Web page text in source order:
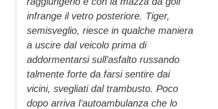
infrange il vetro posteriore. Tiger,
semisveglio, riesce in qualche maniera
a uscire dal veicolo prima di
addormentarsi sull’asfalto russando
talmente forte da farsi sentire dai
vicini, svegliati dal trambusto. Poco
dopo arriva l’autoambulanza che lo